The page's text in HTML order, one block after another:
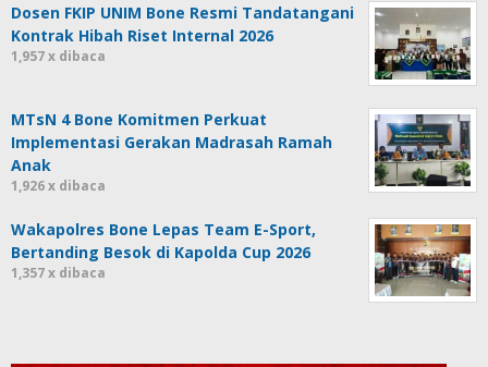
Dosen FKIP UNIM Bone Resmi Tandatangani
Kontrak Hibah Riset Internal 2026
1,957 x dibaca
MTsN 4 Bone Komitmen Perkuat
Implementasi Gerakan Madrasah Ramah
Anak
1,926 x dibaca
Wakapolres Bone Lepas Team E-Sport,
Bertanding Besok di Kapolda Cup 2026
1,357 x dibaca